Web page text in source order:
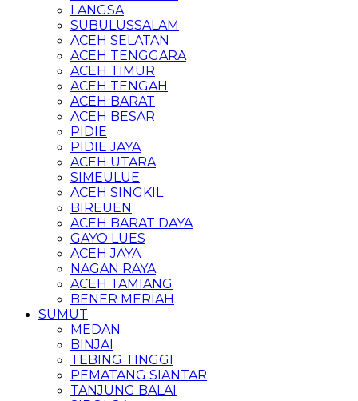
LANGSA
SUBULUSSALAM
ACEH SELATAN
ACEH TENGGARA
ACEH TIMUR
ACEH TENGAH
ACEH BARAT
ACEH BESAR
PIDIE
PIDIE JAYA
ACEH UTARA
SIMEULUE
ACEH SINGKIL
BIREUEN
ACEH BARAT DAYA
GAYO LUES
ACEH JAYA
NAGAN RAYA
ACEH TAMIANG
BENER MERIAH
SUMUT
MEDAN
BINJAI
TEBING TINGGI
PEMATANG SIANTAR
TANJUNG BALAI